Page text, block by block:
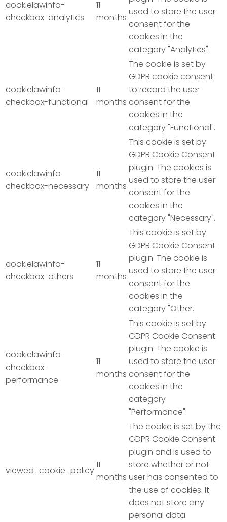
cookielawinfo-
checkbox-analytics
11
months
used to store the user
consent for the
cookies in the
category "Analytics".
cookielawinfo-
checkbox-functional
11
months
The cookie is set by
GDPR cookie consent
to record the user
consent for the
cookies in the
category "Functional".
cookielawinfo-
checkbox-necessary
11
months
This cookie is set by
GDPR Cookie Consent
plugin. The cookies is
used to store the user
consent for the
cookies in the
category "Necessary".
cookielawinfo-
checkbox-others
11
months
This cookie is set by
GDPR Cookie Consent
plugin. The cookie is
used to store the user
consent for the
cookies in the
category "Other.
cookielawinfo-
checkbox-
performance
11
months
This cookie is set by
GDPR Cookie Consent
plugin. The cookie is
used to store the user
consent for the
cookies in the
category
"Performance".
viewed_cookie_policy
11
months
The cookie is set by the
GDPR Cookie Consent
plugin and is used to
store whether or not
user has consented to
the use of cookies. It
does not store any
personal data.